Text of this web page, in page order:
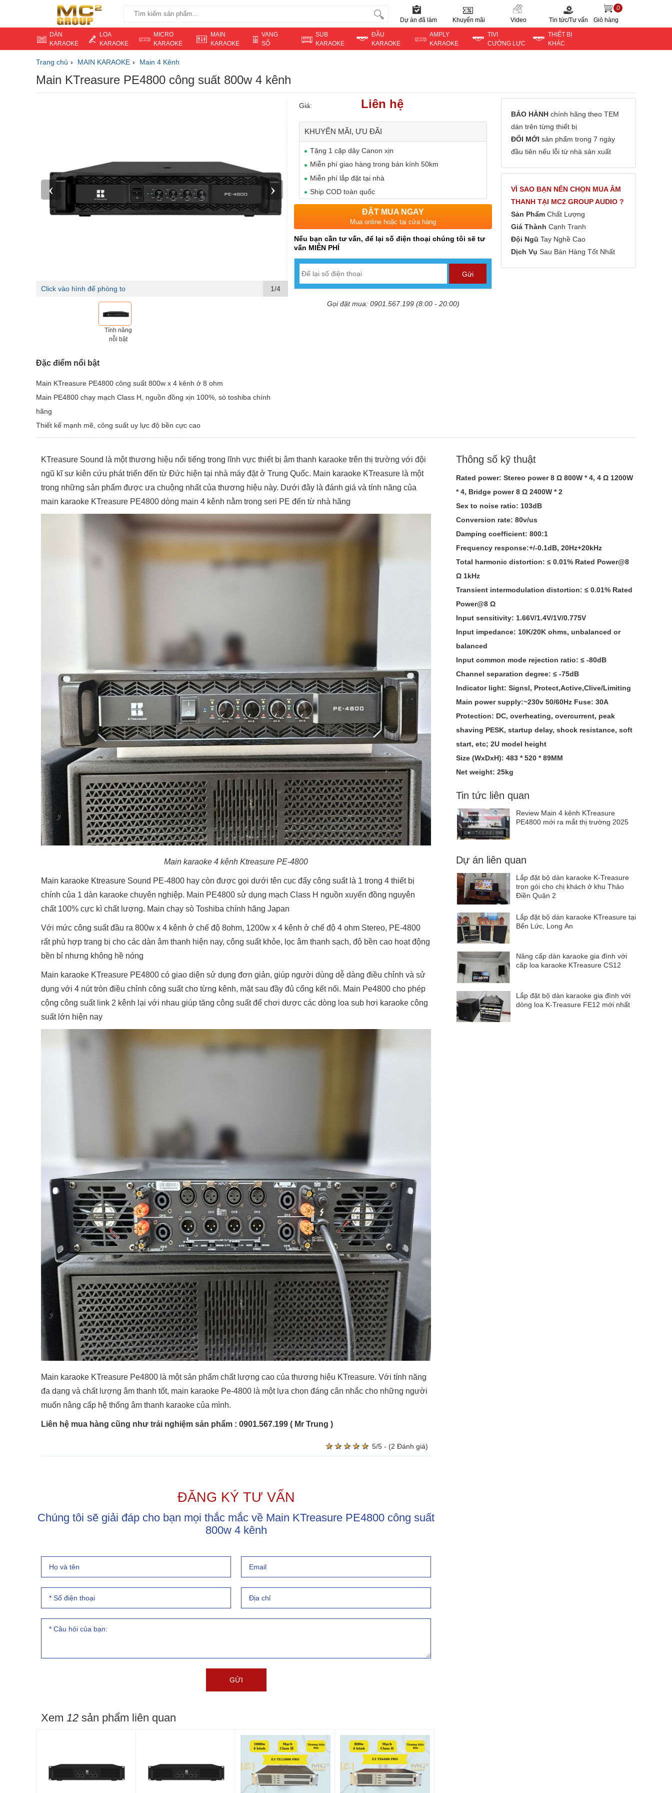
Dự án đã làm Khuyến mãi Video Tin tức/Tư vấn
0
Giỏ hàng
DÀN
KARAOKE
LOA
KARAOKE
MICRO
KARAOKE
MAIN
KARAOKE
VANG
SỐ
SUB
KARAOKE
ĐẦU
KARAOKE
AMPLY
KARAOKE
TIVI
CƯỜNG LỰC
THIẾT BỊ
KHÁC
Trang chủ MAIN KARAOKE Main 4 Kênh
Main KTreasure PE4800 công suất 800w 4 kênh
‹ ›
Click vào hình để phóng to 1/4
Tính năng
nỗi bật
Đặc điểm nổi bật
Main KTreasure PE4800 công suất 800w x 4 kênh ở 8 ohm
Main PE4800 chạy mạch Class H, nguồn đồng xịn 100%, sò toshiba chính
hãng
Thiết kế mạnh mẽ, công suất uy lực độ bền cực cao
Giá: Liên hệ
KHUYẾN MÃI, ƯU ĐÃI
Tặng 1 cặp dây Canon xịn
Miễn phí giao hàng trong bán kính 50km
Miễn phí lắp đặt tại nhà
Ship COD toàn quốc
ĐẶT MUA NGAY
Mua online hoặc tại cửa hàng
Nếu bạn cần tư vấn, để lại số điện thoại chúng tôi sẽ tư
vấn MIỄN PHÍ
Gọi đặt mua: 0901.567.199 (8:00 - 20:00)
BẢO HÀNH chính hãng theo TEM
dán trên từng thiết bị
ĐỔI MỚI sản phẩm trong 7 ngày
đầu tiên nếu lỗi từ nhà sản xuất
VÌ SAO BẠN NÊN CHỌN MUA ÂM
THANH TẠI MC2 GROUP AUDIO ?
Sản Phẩm Chất Lượng
Giá Thành Cạnh Tranh
Đội Ngũ Tay Nghề Cao
Dịch Vụ Sau Bán Hàng Tốt Nhất
KTreasure Sound là một thương hiệu nổi tiếng trong lĩnh vực thiết bị âm thanh karaoke trên thị trường với đội
ngũ kĩ sư kiên cứu phát triển đến từ Đức hiện tại nhà máy đặt ở Trung Quốc. Main karaoke KTreasure là một
trong những sản phẩm được ưa chuộng nhất của thương hiệu này. Dưới đây là đánh giá và tính năng của
main karaoke KTreasure PE4800 dòng main 4 kênh nằm trong seri PE đến từ nhà hãng
Main karaoke 4 kênh Ktreasure PE-4800
Main karaoke Ktreasure Sound PE-4800 hay còn được gọi dưới tên cục đẩy công suất là 1 trong 4 thiết bị
chính của 1 dàn karaoke chuyên nghiệp. Main PE4800 sử dụng mạch Class H nguồn xuyến đồng nguyên
chất 100% cực kì chất lượng. Main chạy sò Toshiba chính hãng Japan
Với mức công suất đầu ra 800w x 4 kênh ở chế độ 8ohm, 1200w x 4 kênh ở chế độ 4 ohm Stereo, PE-4800
rất phù hợp trang bị cho các dàn âm thanh hiện nay, công suất khỏe, lọc âm thanh sạch, độ bền cao hoạt động
bền bỉ nhưng không hề nóng
Main karaoke KTreasure PE4800 có giao diện sử dụng đơn giản, giúp người dùng dễ dàng điều chỉnh và sử
dụng với 4 nút tròn điều chỉnh công suất cho từng kênh, mặt sau đầy đủ cổng kết nối. Main Pe4800 cho phép
cộng công suất link 2 kênh lại với nhau giúp tăng công suất để chơi dược các dòng loa sub hơi karaoke công
suất lớn hiện nay
Main karaoke KTreasure Pe4800 là một sản phẩm chất lượng cao của thương hiệu KTreasure. Với tính năng
đa dạng và chất lượng âm thanh tốt, main karaoke Pe-4800 là một lựa chọn đáng cân nhắc cho những người
muốn nâng cấp hệ thống âm thanh karaoke của mình.
Liên hệ mua hàng cũng như trải nghiệm sản phẩm : 0901.567.199 ( Mr Trung )
★ ★ ★ ★ ★
★ ★ ★ ★ ★ 5/5 - (2 Đánh giá)
ĐĂNG KÝ TƯ VẤN
Chúng tôi sẽ giải đáp cho bạn mọi thắc mắc về Main KTreasure PE4800 công suất
800w 4 kênh
Xem 12 sản phẩm liên quan
Thông số kỹ thuật
Rated power: Stereo power 8 Ω 800W * 4, 4 Ω 1200W
* 4, Bridge power 8 Ω 2400W * 2
Sex to noise ratio: 103dB
Conversion rate: 80v/us
Damping coefficient: 800:1
Frequency response:+/-0.1dB, 20Hz+20kHz
Total harmonic distortion: ≤ 0.01% Rated Power@8
Ω 1kHz
Transient intermodulation distortion: ≤ 0.01% Rated
Power@8 Ω
Input sensitivity: 1.66V/1.4V/1V/0.775V
Input impedance: 10K/20K ohms, unbalanced or
balanced
Input common mode rejection ratio: ≤ -80dB
Channel separation degree: ≤ -75dB
Indicator light: Signsl, Protect,Active,Clive/Limiting
Main power supply:~230v 50/60Hz Fuse: 30A
Protection: DC, overheating, overcurrent, peak
shaving PESK, startup delay, shock resistance, soft
start, etc; 2U model height
Size (WxDxH): 483 * 520 * 89MM
Net weight: 25kg
Tin tức liên quan
Review Main 4 kênh KTreasure
PE4800 mới ra mắt thị trường 2025
Dự án liên quan
Lắp đặt bộ dàn karaoke K-Treasure
trọn gói cho chị khách ở khu Thảo
Điền Quận 2
Lắp đặt bộ dàn karaoke KTreasure tại
Bến Lức, Long An
Nâng cấp dàn karaoke gia đình với
căp loa karaoke KTreasure CS12
Lắp đặt bộ dàn karaoke gia đình với
dòng loa K-Treasure FE12 mới nhất